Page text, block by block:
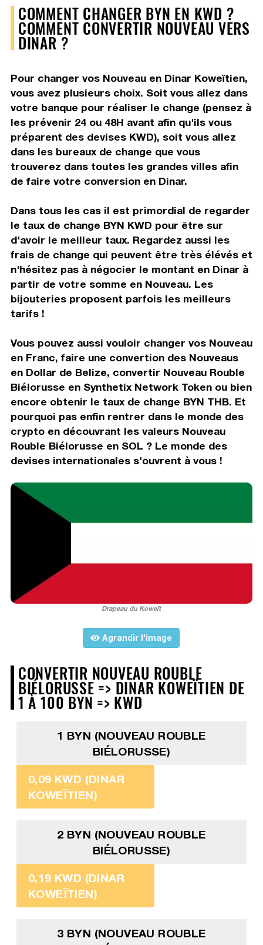
COMMENT CHANGER BYN EN KWD ?
COMMENT CONVERTIR NOUVEAU VERS
DINAR ?
Pour changer vos Nouveau en Dinar Koweïtien,
vous avez plusieurs choix. Soit vous allez dans
votre banque pour réaliser le change (pensez à
les prévenir 24 ou 48H avant afin qu'ils vous
préparent des devises KWD), soit vous allez
dans les bureaux de change que vous
trouverez dans toutes les grandes villes afin
de faire votre conversion en Dinar.
Dans tous les cas il est primordial de regarder
le taux de change BYN KWD pour être sur
d'avoir le meilleur taux. Regardez aussi les
frais de change qui peuvent être très élévés et
n'hésitez pas à négocier le montant en Dinar à
partir de votre somme en Nouveau. Les
bijouteries proposent parfois les meilleurs
tarifs !
Vous pouvez aussi vouloir changer vos Nouveau
en Franc, faire une convertion des Nouveaus
en Dollar de Belize, convertir Nouveau Rouble
Biélorusse en Synthetix Network Token ou bien
encore obtenir le taux de change BYN THB. Et
pourquoi pas enfin rentrer dans le monde des
crypto en découvrant les valeurs Nouveau
Rouble Biélorusse en SOL ? Le monde des
devises internationales s'ouvrent à vous !
Drapeau du Koweït
Agrandir l'image
CONVERTIR NOUVEAU ROUBLE
BIÉLORUSSE => DINAR KOWEÏTIEN DE
1 À 100 BYN => KWD
1 BYN (NOUVEAU ROUBLE
BIÉLORUSSE)
0,09 KWD (DINAR
KOWEÏTIEN)
2 BYN (NOUVEAU ROUBLE
BIÉLORUSSE)
0,19 KWD (DINAR
KOWEÏTIEN)
3 BYN (NOUVEAU ROUBLE